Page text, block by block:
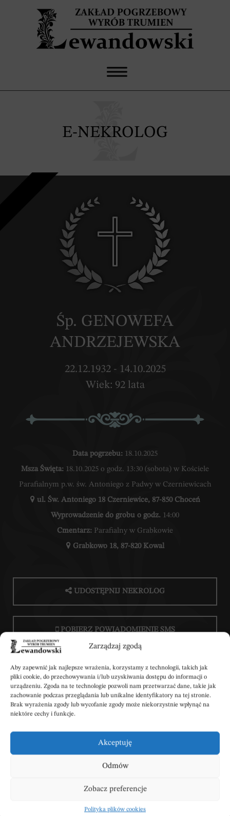
Zarządzaj zgodą
Aby zapewnić jak najlepsze wrażenia, korzystamy z technologii, takich jak
pliki cookie, do przechowywania i/lub uzyskiwania dostępu do informacji o
urządzeniu. Zgoda na te technologie pozwoli nam przetwarzać dane, takie jak
zachowanie podczas przeglądania lub unikalne identyfikatory na tej stronie.
Brak wyrażenia zgody lub wycofanie zgody może niekorzystnie wpłynąć na
niektóre cechy i funkcje.
Akceptuję
Odmów
Zobacz preferencje
Polityka plików cookies
E-NEKROLOG
Śp. GENOWEFA
ANDRZEJEWSKA
22.12.1932 - 14.10.2025
Wiek: 92 lata
Data pogrzebu: 18.10.2025
Msza Święta: 18.10.2025 o godz. 13:30 (sobota) w Kościele
Parafialnym p.w. św. Antoniego z Padwy w Czerniewicach
ul. Św. Antoniego 18 Czerniewice, 87-850 Choceń
Wyprowadzenie do grobu o godz. 14:00
Cmentarz: Parafialny w Grabkowie
Grabkowo 18, 87-820 Kowal
UDOSTĘPNIJ NEKROLOG
POBIERZ POWIADOMIENIE SMS
Wpisz swoje kondolencje
DODAJ KONDOLENCJE